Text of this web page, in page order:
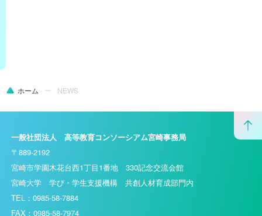
ホーム NEWS
一般社団法人 高等教育コンソーシアム宮崎事務局
〒889-2192
宮崎市学園木花台西1丁目1番地 330記念交流会館
宮崎大学 学び・学生支援機構 共創人材育成部門内
TEL：0985-58-7884
FAX：0985-58-7974